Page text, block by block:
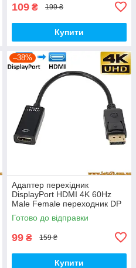
109 ₴ 199 ₴
Купити
–38%
Адаптер перехідник
DisplayPort HDMI 4K 60Hz
Male Female переходник DP
конвертер для монітора
телевізора ноутбука ПК
Готово до відправки
99 ₴ 159 ₴
Купити